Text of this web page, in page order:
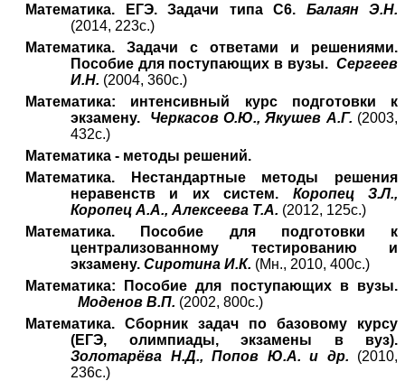
Математика. ЕГЭ. Задачи типа С6. Балаян Э.Н.
(2014, 223с.)
Математика. Задачи с ответами и решениями.
Пособие для поступающих в вузы. Сергеев
И.Н. (2004, 360с.)
Математика: интенсивный курс подготовки к
экзамену. Черкасов О.Ю., Якушев А.Г. (2003,
432с.)
Математика - методы решений.
Математика. Нестандартные методы решения
неравенств и их систем. Коропец З.Л.,
Коропец А.А., Алексеева Т.А. (2012, 125с.)
Математика. Пособие для подготовки к
централизованному тестированию и
экзамену. Сиротина И.К. (Мн., 2010, 400с.)
Математика: Пособие для поступающих в вузы.
Моденов В.П. (2002, 800с.)
Математика. Сборник задач по базовому курсу
(ЕГЭ, олимпиады, экзамены в вуз).
Золотарёва Н.Д., Попов Ю.А. и др. (2010,
236с.)